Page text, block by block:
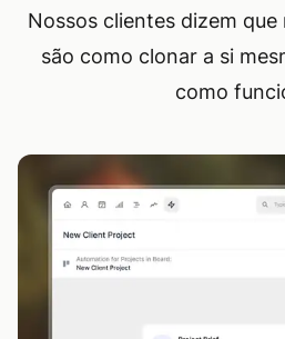
Nossos clientes dizem
são como clonar a si
como